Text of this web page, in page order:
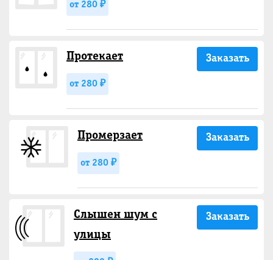
от 280 ₽
Протекает
от 280 ₽
Заказать
Промерзает
от 280 ₽
Заказать
Слышен шум с
улицы
Заказать